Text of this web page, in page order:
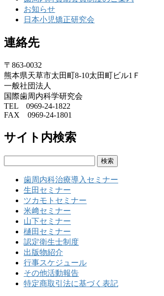
お知らせ
日本小児矯正研究会
連絡先
〒863-0032
熊本県天草市太田町8-10太田町ビル1Ｆ
一般社団法人
国際歯周内科学研究会
TEL 0969-24-1822
FAX 0969-24-1801
サイト内検索
歯周内科治療導入セミナー
生田セミナー
ツカモトセミナー
米﨑セミナー
山下セミナー
樋田セミナー
認定衛生士制度
出版物紹介
行事スケジュール
その他活動報告
特定商取引法に基づく表記